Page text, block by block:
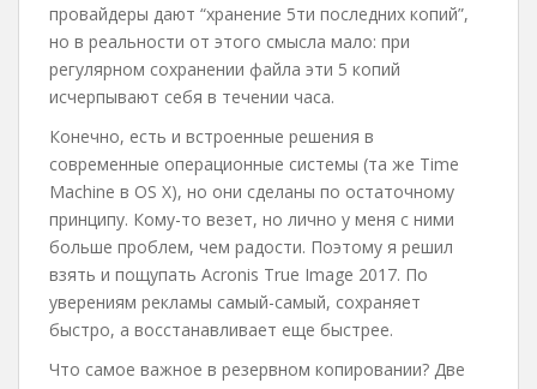
провайдеры дают “хранение 5ти последних копий”,
но в реальности от этого смысла мало: при
регулярном сохранении файла эти 5 копий
исчерпывают себя в течении часа.
Конечно, есть и встроенные решения в
современные операционные системы (та же Time
Machine в OS X), но они сделаны по остаточному
принципу. Кому-то везет, но лично у меня с ними
больше проблем, чем радости. Поэтому я решил
взять и пощупать Acronis True Image 2017. По
уверениям рекламы самый-самый, сохраняет
быстро, а восстанавливает еще быстрее.
Что самое важное в резервном копировании? Две